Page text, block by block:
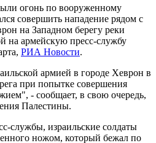
огонь по вооруженному
совершить нападение рядом с
на Западном берегу реки
на армейскую пресс-службу
РИА Новости.
армией в городе Хеврон в
при попытке совершения
- сообщает, в свою очередь,
Палестины.
службы, израильские солдаты
ножом, который бежал по